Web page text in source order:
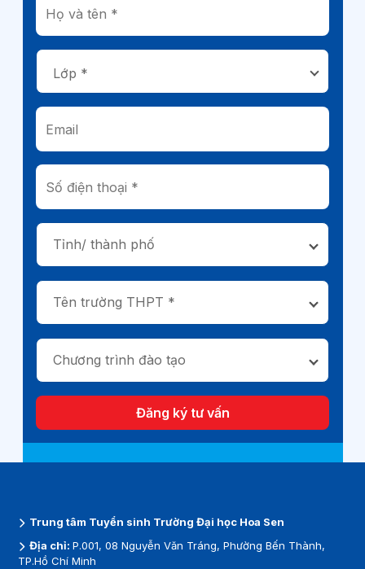
Tỉnh/ thành phố
Tên trường THPT *
Chương trình đào tạo
Đăng ký tư vấn
Trung tâm Tuyển sinh Trường Đại học Hoa Sen
Địa chỉ:P.001, 08 Nguyễn Văn Tráng, Phường Bến Thành,
TP.Hồ Chí Minh